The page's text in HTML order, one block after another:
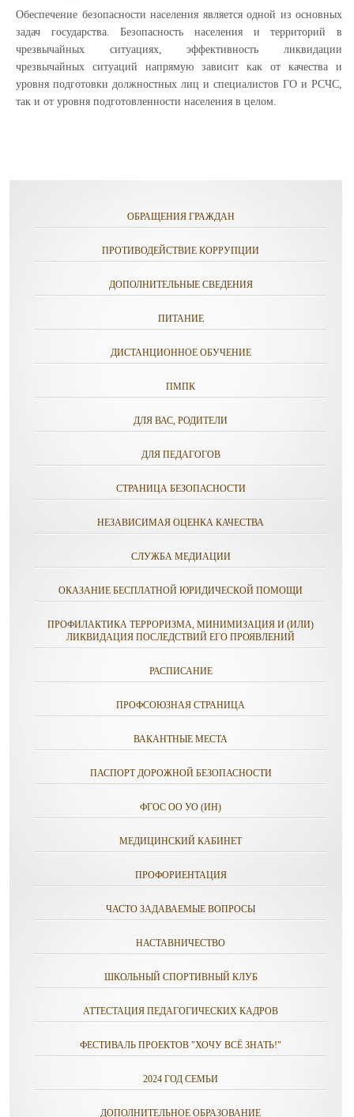
Обеспечение безопасности населения является одной из основных
задач государства. Безопасность населения и территорий в
чрезвычайных ситуациях, эффективность ликвидации
чрезвычайных ситуаций напрямую зависит как от качества и
уровня подготовки должностных лиц и специалистов ГО и РСЧС,
так и от уровня подготовленности населения в целом.
ОБРАЩЕНИЯ ГРАЖДАН
ПРОТИВОДЕЙСТВИЕ КОРРУПЦИИ
ДОПОЛНИТЕЛЬНЫЕ СВЕДЕНИЯ
ПИТАНИЕ
ДИСТАНЦИОННОЕ ОБУЧЕНИЕ
ПМПК
ДЛЯ ВАС, РОДИТЕЛИ
ДЛЯ ПЕДАГОГОВ
СТРАНИЦА БЕЗОПАСНОСТИ
НЕЗАВИСИМАЯ ОЦЕНКА КАЧЕСТВА
СЛУЖБА МЕДИАЦИИ
ОКАЗАНИЕ БЕСПЛАТНОЙ ЮРИДИЧЕСКОЙ ПОМОЩИ
ПРОФИЛАКТИКА ТЕРРОРИЗМА, МИНИМИЗАЦИЯ И (ИЛИ)
ЛИКВИДАЦИЯ ПОСЛЕДСТВИЙ ЕГО ПРОЯВЛЕНИЙ
РАСПИСАНИЕ
ПРОФСОЮЗНАЯ СТРАНИЦА
ВАКАНТНЫЕ МЕСТА
ПАСПОРТ ДОРОЖНОЙ БЕЗОПАСНОСТИ
ФГОС ОО УО (ИН)
МЕДИЦИНСКИЙ КАБИНЕТ
ПРОФОРИЕНТАЦИЯ
ЧАСТО ЗАДАВАЕМЫЕ ВОПРОСЫ
НАСТАВНИЧЕСТВО
ШКОЛЬНЫЙ СПОРТИВНЫЙ КЛУБ
АТТЕСТАЦИЯ ПЕДАГОГИЧЕСКИХ КАДРОВ
ФЕСТИВАЛЬ ПРОЕКТОВ "ХОЧУ ВСЁ ЗНАТЬ!"
2024 ГОД СЕМЬИ
ДОПОЛНИТЕЛЬНОЕ ОБРАЗОВАНИЕ